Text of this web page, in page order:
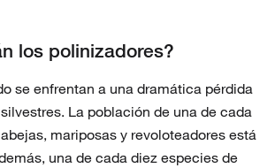
los polinizadores?
se enfrentan a una dramática pérdida
La población de una de cada
mariposas y revoloteadores está
una de cada diez especies de